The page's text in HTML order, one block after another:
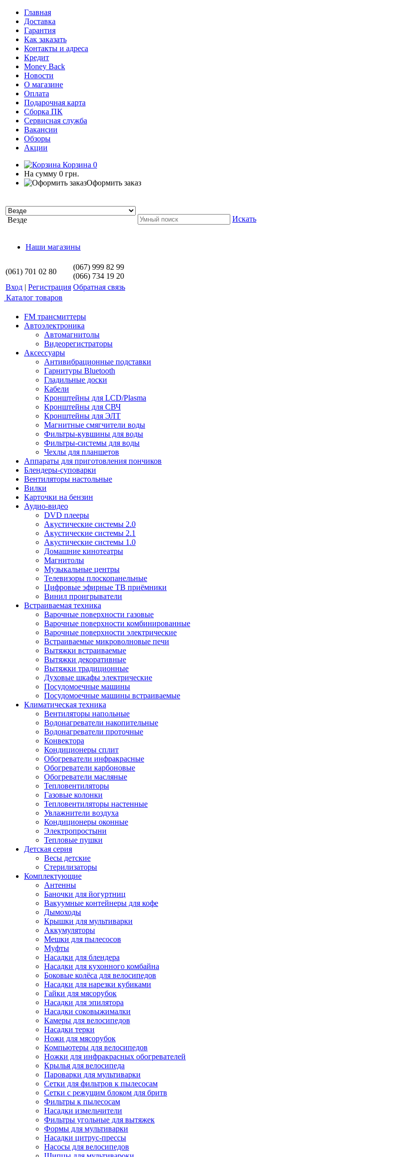
Главная
Доставка
Гарантия
Как заказать
Контакты и адреса
Кредит
Money Back
Новости
О магазине
Оплата
Подарочная карта
Сборка ПК
Сервисная служба
Вакансии
Обзоры
Акции
Корзина 0
На сумму 0 грн.
Оформить заказ
Везде Искать
Наши магазины
(061) 701 02 80
(067) 999 82 99
(066) 734 19 20
Вход | Регистрация Обратная связь
Каталог товаров
FM трансмиттеры
Автоэлектроника
Автомагнитолы
Видеорегистраторы
Аксессуары
Антивибрационные подставки
Гарнитуры Bluetooth
Гладильные доски
Кабели
Кронштейны для LCD/Plasma
Кронштейны для СВЧ
Кронштейны для ЭЛТ
Магнитные смягчители воды
Фильтры-кувшины для воды
Фильтры-системы для воды
Чехлы для планшетов
Аппараты для приготовления пончиков
Блендеры-суповарки
Вентиляторы настольные
Вилки
Карточки на бензин
Аудио-видео
DVD плееры
Акустические системы 2.0
Акустические системы 2.1
Акустические системы 1.0
Домашние кинотеатры
Магнитолы
Музыкальные центры
Телевизоры плоскопанельные
Цифровые эфирные ТВ приёмники
Винил проигрыватели
Встраиваемая техника
Варочные поверхности газовые
Варочные поверхности комбинированные
Варочные поверхности электрические
Встраиваемые микроволновые печи
Вытяжки встраиваемые
Вытяжки декоративные
Вытяжки традиционные
Духовые шкафы электрические
Посудомоечные машины
Посудомоечные машины встраиваемые
Климатическая техника
Вентиляторы напольные
Водонагреватели накопительные
Водонагреватели проточные
Конвектора
Кондиционеры сплит
Обогреватели инфракрасные
Обогреватели карбоновые
Обогреватели масляные
Тепловентиляторы
Газовые колонки
Тепловентиляторы настенные
Увлажнители воздуха
Кондиционеры оконные
Электропростыни
Тепловые пушки
Детская серия
Весы детские
Стерилизаторы
Комплектующие
Антенны
Баночки для йогуртниц
Вакуумные контейнеры для кофе
Дымоходы
Крышки для мультиварки
Аккумуляторы
Мешки для пылесосов
Муфты
Насадки для блендера
Насадки для кухонного комбайна
Боковые колёса для велосипедов
Насадки для нарезки кубиками
Гайки для мясорубок
Насадки для эпилятора
Насадки соковыжималки
Камеры для велосипедов
Насадки терки
Ножи для мясорубок
Компьютеры для велосипедов
Ножки для инфракрасных обогревателей
Крылья для велосипеда
Пароварки для мультиварки
Сетки для фильтров к пылесосам
Сетки с режущим блоком для бритв
Фильтры к пылесосам
Насадки измельчители
Фильтры угольные для вытяжек
Формы для мультиварки
Насадки цитрус-прессы
Насосы для велосипедов